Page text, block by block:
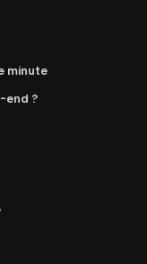
minute
end ?